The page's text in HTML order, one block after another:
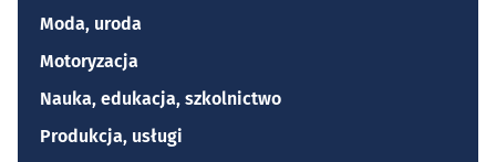
Moda, uroda
Motoryzacja
Nauka, edukacja, szkolnictwo
Produkcja, usługi